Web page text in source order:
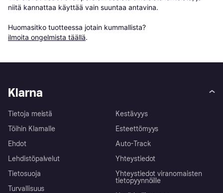
niitä kannattaa käyttää vain suuntaa antavina.
Huomasitko tuotteessa jotain kummallista?
ilmoita ongelmista täällä.
Klarna
Tietoja meistä
Töihin Klarnalle
Ehdot
Lehdistöpalvelut
Tietosuoja
Turvallisuus
Kestävyys
Esteettömyys
Auto-Track
Yhteystiedot
Yhteystiedot viranomaisten
tietopyynnöille